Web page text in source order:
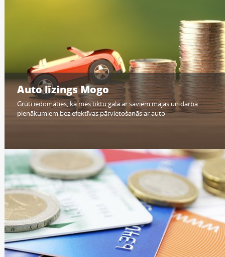
Auto līzings Mogo
Grūti iedomāties, kā mēs tiktu galā ar saviem mājas un darba
pienākumiem bez efektīvas pārvietošanās ar auto